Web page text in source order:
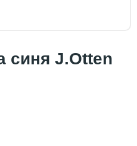
синя J.Otten